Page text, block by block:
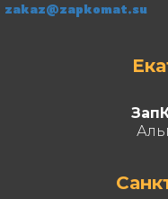
zakaz@zapkomat.su